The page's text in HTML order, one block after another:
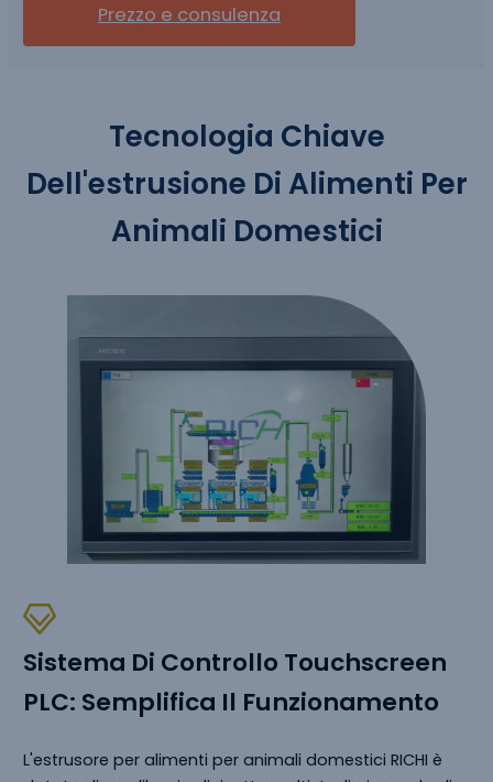
Prezzo e consulenza
Tecnologia Chiave
Dell'estrusione Di Alimenti Per
Animali Domestici
Sistema Di Controllo Touchscreen
PLC: Semplifica Il Funzionamento
L'estrusore per alimenti per animali domestici RICHI è